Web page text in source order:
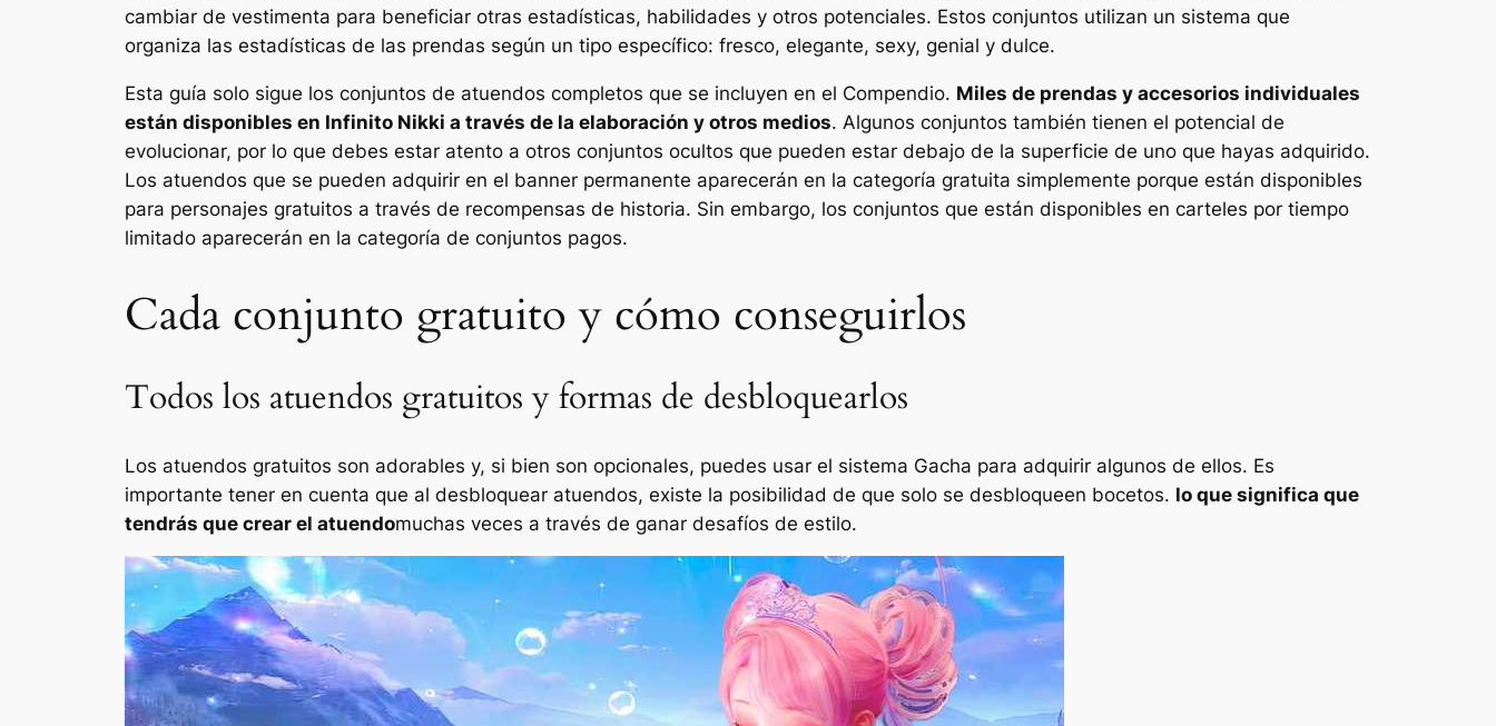
cambiar de vestimenta para beneficiar otras estadísticas, habilidades y otros potenciales. Estos conjuntos utilizan un sistema que
organiza las estadísticas de las prendas según un tipo específico: fresco, elegante, sexy, genial y dulce.
Esta guía solo sigue los conjuntos de atuendos completos que se incluyen en el Compendio. Miles de prendas y accesorios individuales
están disponibles en Infinito Nikki a través de la elaboración y otros medios. Algunos conjuntos también tienen el potencial de
evolucionar, por lo que debes estar atento a otros conjuntos ocultos que pueden estar debajo de la superficie de uno que hayas adquirido.
Los atuendos que se pueden adquirir en el banner permanente aparecerán en la categoría gratuita simplemente porque están disponibles
para personajes gratuitos a través de recompensas de historia. Sin embargo, los conjuntos que están disponibles en carteles por tiempo
limitado aparecerán en la categoría de conjuntos pagos.
Cada conjunto gratuito y cómo conseguirlos
Todos los atuendos gratuitos y formas de desbloquearlos
Los atuendos gratuitos son adorables y, si bien son opcionales, puedes usar el sistema Gacha para adquirir algunos de ellos. Es
importante tener en cuenta que al desbloquear atuendos, existe la posibilidad de que solo se desbloqueen bocetos. lo que significa que
tendrás que crear el atuendomuchas veces a través de ganar desafíos de estilo.